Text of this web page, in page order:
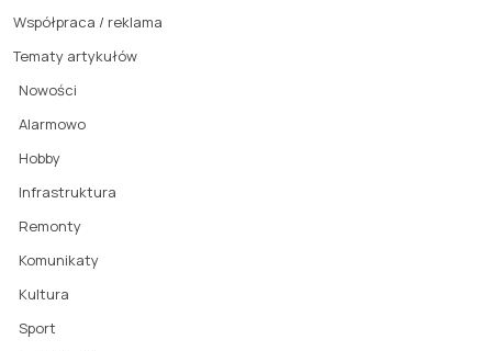
Współpraca / reklama
Tematy artykułów
Nowości
Alarmowo
Hobby
Infrastruktura
Remonty
Komunikaty
Kultura
Sport